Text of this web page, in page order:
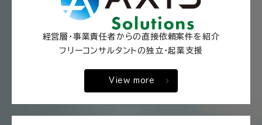
経営層・事業責任者からの直接依頼案件を紹介
フリーコンサルタントの独立・起業支援
View more